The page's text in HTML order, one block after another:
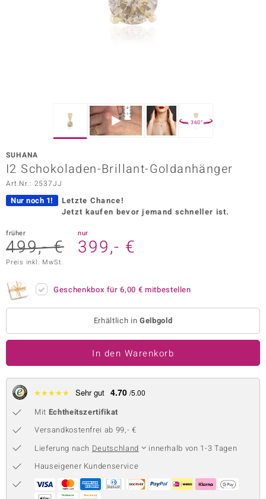
Vogue
BY DE MELO
Collection
360°
SUHANA
I2 Schokoladen-Brillant-Goldanhänger
Art.Nr.: 2537JJ
Nur noch 1!
Letzte Chance!
Jetzt kaufen bevor jemand schneller ist.
früher
499,- €
nur
399,- €
Preis inkl. MwSt.
Geschenkbox für6,00 € mitbestellen
Erhältlich in Gelbgold
In den Warenkorb
★★★★★ Sehr gut 4.70 /5.00
Mit Echtheitszertifikat
Versandkostenfrei ab 99,- €
Lieferung nach Deutschland
innerhalb von 1-3 Tagen
Hauseigener Kundenservice